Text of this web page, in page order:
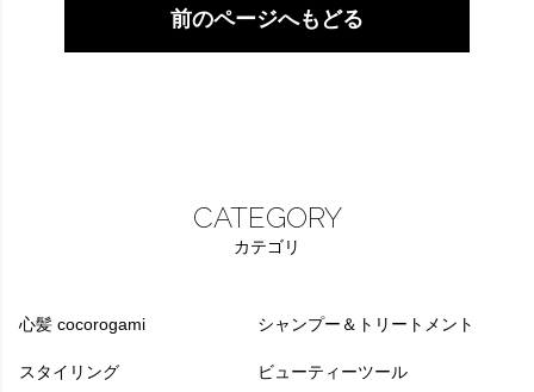
前のページへもどる
CATEGORY
カテゴリ
心髪 cocorogami シャンプー＆トリートメント
スタイリング ビューティーツール